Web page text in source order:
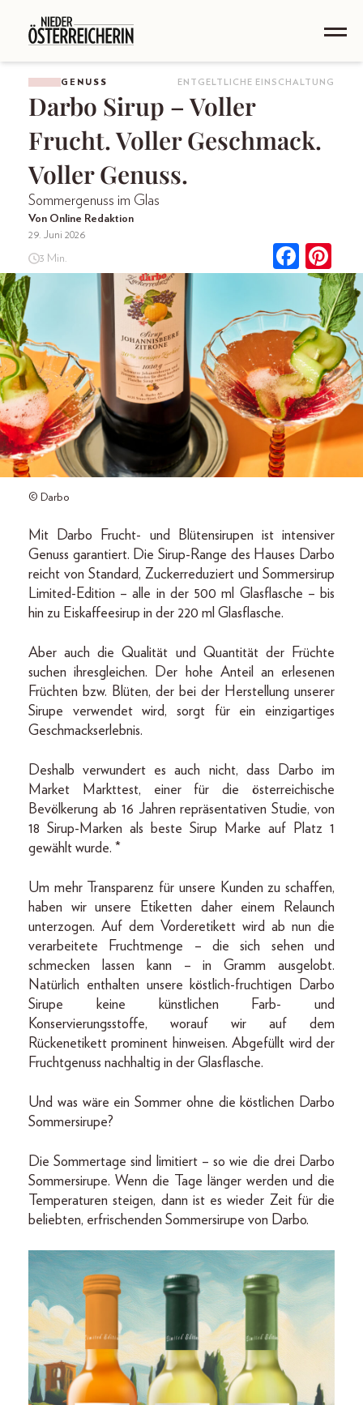
GENUSS ENTGELTLICHE EINSCHALTUNG
Darbo Sirup – Voller
Frucht. Voller Geschmack.
Voller Genuss.
Sommergenuss im Glas
Von Online Redaktion
29. Juni 2026
3 Min.
© Darbo
Mit Darbo Frucht- und Blütensirupen ist intensiver
Genuss garantiert. Die Sirup-Range des Hauses Darbo
reicht von Standard, Zuckerreduziert und Sommersirup
Limited-Edition – alle in der 500 ml Glasflasche – bis
hin zu Eiskaffeesirup in der 220 ml Glasflasche.
Aber auch die Qualität und Quantität der Früchte
suchen ihresgleichen. Der hohe Anteil an erlesenen
Früchten bzw. Blüten, der bei der Herstellung unserer
Sirupe verwendet wird, sorgt für ein einzigartiges
Geschmackserlebnis.
Deshalb verwundert es auch nicht, dass Darbo im
Market Markttest, einer für die österreichische
Bevölkerung ab 16 Jahren repräsentativen Studie, von
18 Sirup-Marken als beste Sirup Marke auf Platz 1
gewählt wurde. *
Um mehr Transparenz für unsere Kunden zu schaffen,
haben wir unsere Etiketten daher einem Relaunch
unterzogen. Auf dem Vorderetikett wird ab nun die
verarbeitete Fruchtmenge – die sich sehen und
schmecken lassen kann – in Gramm ausgelobt.
Natürlich enthalten unsere köstlich-fruchtigen Darbo
Sirupe keine künstlichen Farb- und
Konservierungsstoffe, worauf wir auf dem
Rückenetikett prominent hinweisen. Abgefüllt wird der
Fruchtgenuss nachhaltig in der Glasflasche.
Und was wäre ein Sommer ohne die köstlichen Darbo
Sommersirupe?
Die Sommertage sind limitiert – so wie die drei Darbo
Sommersirupe. Wenn die Tage länger werden und die
Temperaturen steigen, dann ist es wieder Zeit für die
beliebten, erfrischenden Sommersirupe von Darbo.